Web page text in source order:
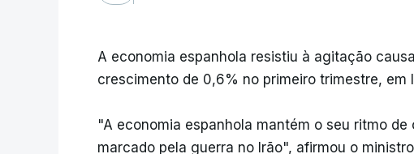
A economia espanhola resistiu à agitação
crescimento de 0,6% no primeiro trimestre, em
"A economia espanhola mantém o seu ritmo
marcado pela guerra no Irão", afirmou o